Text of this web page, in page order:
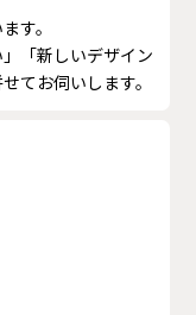
す。
「新しいデザイン
てお伺いします。